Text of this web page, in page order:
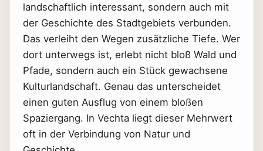
landschaftlich interessant, sondern auch mit
der Geschichte des Stadtgebiets verbunden.
Das verleiht den Wegen zusätzliche Tiefe. Wer
dort unterwegs ist, erlebt nicht bloß Wald und
Pfade, sondern auch ein Stück gewachsene
Kulturlandschaft. Genau das unterscheidet
einen guten Ausflug von einem bloßen
Spaziergang. In Vechta liegt dieser Mehrwert
oft in der Verbindung von Natur und